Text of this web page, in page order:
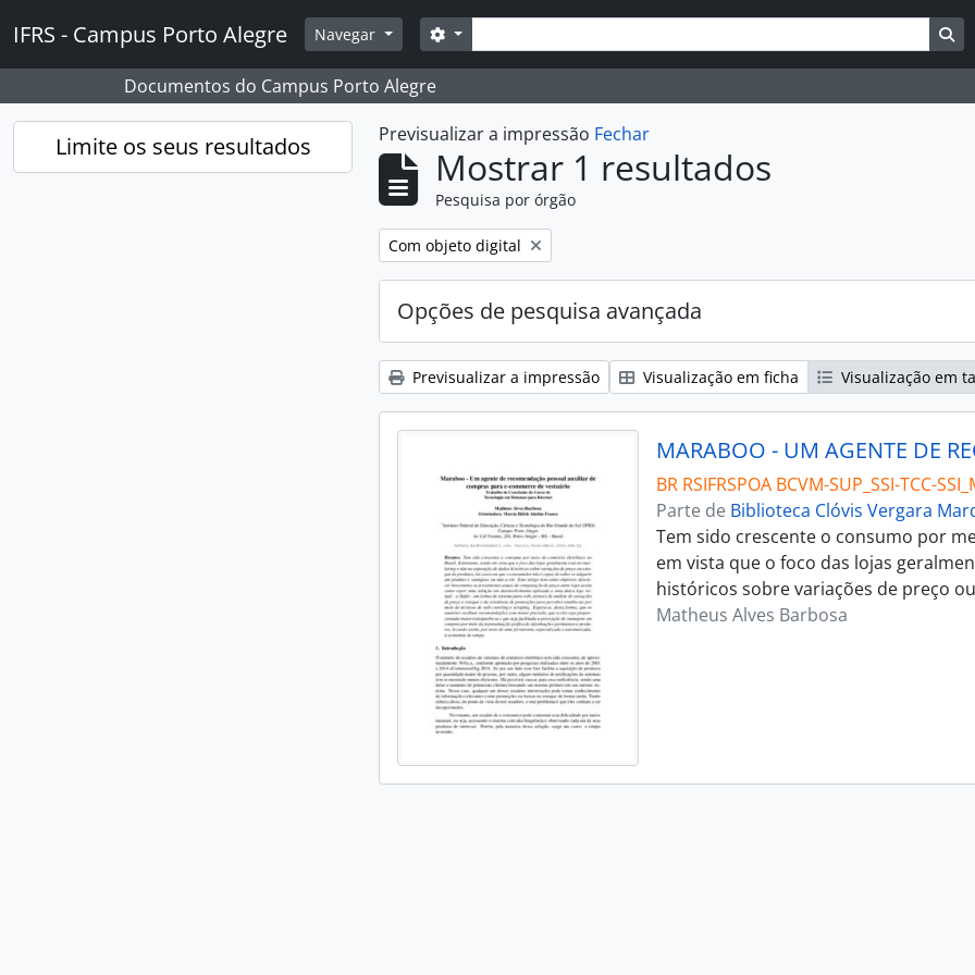
IFRS - Campus Porto Alegre Navegar Pesquisar
Opções de busca
Documentos do Campus Porto Alegre
Limite os seus resultados Previsualizar a impressão Fechar
Mostrar 1 resultados
Pesquisa por órgão
Remover filtro:
Com objeto digital
Opções de pesquisa avançada
Previsualizar a impressão Visualização em ficha Visualização em
BR RSIFRSPOA BCVM-SUP_SSI-TCC-
Parte de Biblioteca Clóvis Vergara
Tem sido crescente o consumo por
em vista que o foco das lojas
históricos sobre variações de preço
Matheus Alves Barbosa